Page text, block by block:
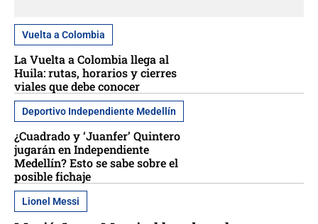
Vuelta a Colombia
La Vuelta a Colombia llega al
Huila: rutas, horarios y cierres
viales que debe conocer
Deportivo Independiente Medellín
¿Cuadrado y ‘Juanfer’ Quintero
jugarán en Independiente
Medellín? Esto se sabe sobre el
posible fichaje
Lionel Messi